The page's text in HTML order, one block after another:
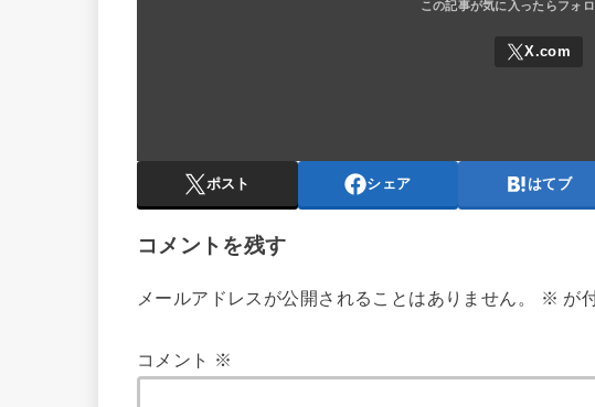
ポスト シェア はてブ
コメントを残す
メールアドレスが公開されることはありません。 ※ が
コメント ※